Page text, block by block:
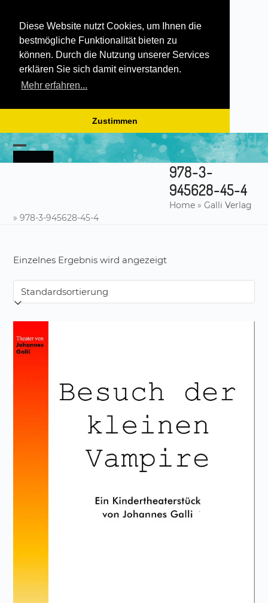
Diese Website nutzt Cookies, um Ihnen die
bestmögliche Funktionalität bieten zu
können. Durch die Nutzung unserer Services
erklären Sie sich damit einverstanden.
Mehr erfahren...
Zustimmen
Skip
to
content
Open
Close
978-3-
945628-45-4
Home» Galli Verlag
»978-3-945628-45-4
Einzelnes Ergebnis wird angezeigt